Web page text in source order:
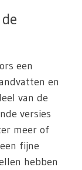
een
en
van de
versies
meer of
fijne
hebben